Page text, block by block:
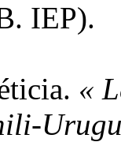
IEP).
«